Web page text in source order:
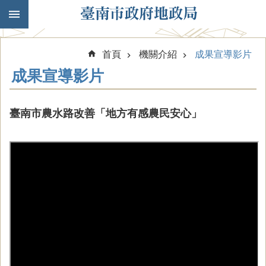
跳到主要內容區塊
首頁 機關介紹 成果宣導影片
成果宣導影片
臺南市農水路改善「地方有感農民安心」